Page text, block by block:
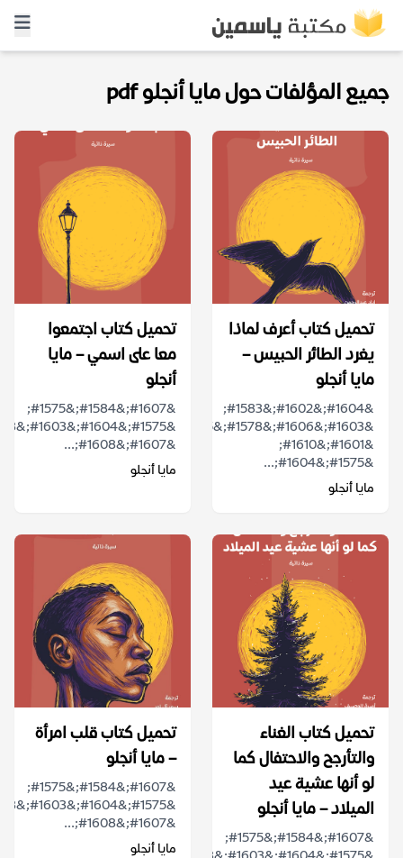
جميع المؤلفات حول مايا أنجلو pdf
تحميل كتاب أعرف لماذا
يغرد الطائر الحبيس –
مايا أنجلو
&#1604;&#1602;&#1583;
&#1601;&#1610;
&#1575;&#1604;...
مايا أنجلو
تحميل كتاب اجتمعوا
معا على اسمي – مايا
أنجلو
&#1607;&#1584;&#1575;
&#1607;&#1608;...
مايا أنجلو
تحميل كتاب الغناء
والتأرجح والاحتفال كما
لو أنها عشية عيد
الميلاد – مايا أنجلو
&#1607;&#1584;&#1575;
تحميل كتاب قلب امرأة
– مايا أنجلو
&#1607;&#1584;&#1575;
&#1607;&#1608;...
مايا أنجلو